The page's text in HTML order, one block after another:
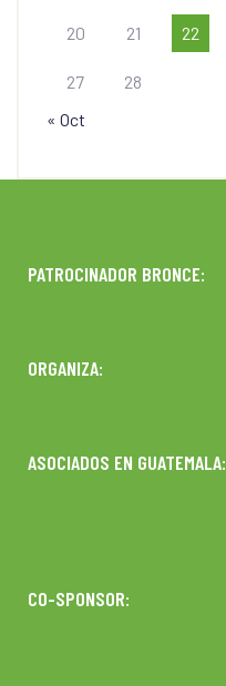
20 21 22
27
28
« Oct
PATROCINADOR BRONCE:
ORGANIZA:
ASOCIADOS EN GUATEMALA:
CO-SPONSOR: